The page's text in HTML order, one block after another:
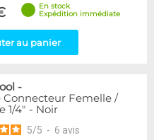
En stock
Expédition immédiate
au panier
-
Connecteur Femelle /
1/4" - Noir
5/5 - 6 avis